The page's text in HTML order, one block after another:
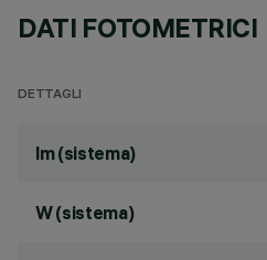
DATI FOTOMETRICI
DETTAGLI
lm (sistema)
W (sistema)